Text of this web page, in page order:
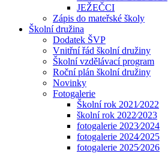
JEŽEČCI
Zápis do mateřské školy
Školní družina
Dodatek ŠVP
Vnitřní řád školní družiny
Školní vzdělávací program
Roční plán školní družiny
Novinky
Fotogalerie
Školní rok 2021⁄2022
školní rok 2022⁄2023
fotogalerie 2023⁄2024
fotogalerie 2024⁄2025
fotogalerie 2025⁄2026